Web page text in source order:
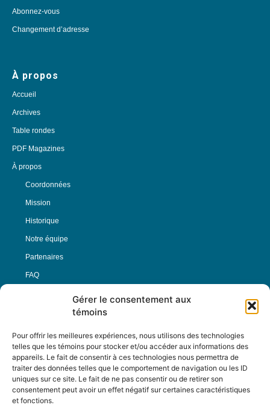
Gérer le consentement aux
témoins
Pour offrir les meilleures expériences, nous utilisons des technologies
telles que les témoins pour stocker et/ou accéder aux informations des
appareils. Le fait de consentir à ces technologies nous permettra de
traiter des données telles que le comportement de navigation ou les ID
uniques sur ce site. Le fait de ne pas consentir ou de retirer son
consentement peut avoir un effet négatif sur certaines caractéristiques
et fonctions.
Abonnez-vous
Changement d’adresse
À propos
Accueil
Archives
Table rondes
PDF Magazines
À propos
Coordonnées
Mission
Historique
Notre équipe
Partenaires
FAQ
Nous Suivre